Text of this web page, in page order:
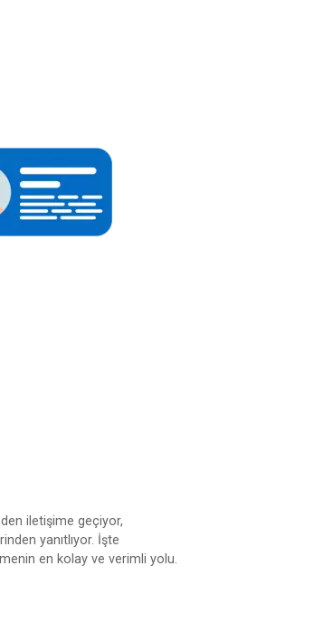
iletişime geçiyor,
yanıtlıyor. İşte
en kolay ve verimli yolu.